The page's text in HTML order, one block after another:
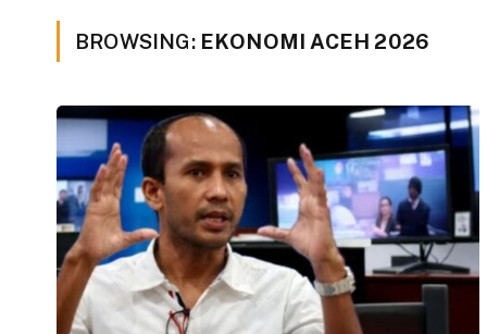
BROWSING: EKONOMI ACEH 2026